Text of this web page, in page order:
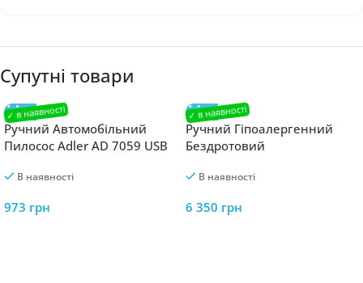
Супутні товари
Ручний Автомобільний
Пилосос Adler AD 7059 USB
В наявності
973 грн
Ручний Гіпоалергенний
Бездротовий
Adler AD 7061 PRO Allergy-
В наявності
6 350 грн